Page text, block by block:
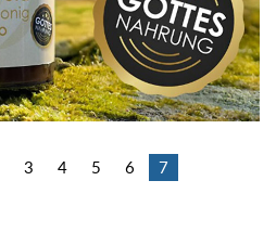
3 4 5 6 7